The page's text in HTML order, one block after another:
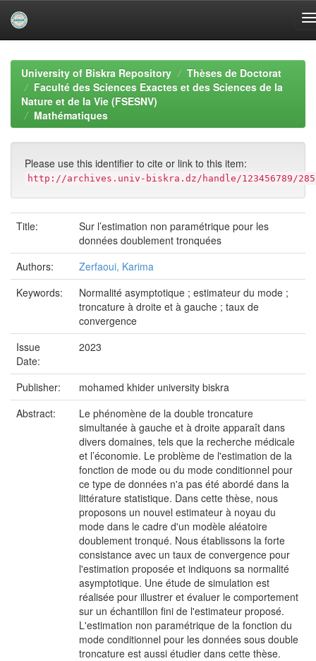
navigationUniversity of Biskra Repository
Thèses de Doctorat
Faculté des Sciences Exactes et des Sciences de la
Nature et de la Vie (FSESNV)
Mathématiques
Please use this identifier to cite or link to this item:
http://archives.univ-biskra.dz/handle/123456789/
Title:
Sur l’estimation non paramétrique pour les
données doublement tronquées
Authors:
Zerfaoui, Karima
Keywords:
Normalité asymptotique ; estimateur du mode ;
troncature à droite et à gauche ; taux de
convergence
Issue
Date:
2023
Publisher:
mohamed khider university biskra
Abstract:
Le phénomène de la double troncature
simultanée à gauche et à droite apparaît dans
divers domaines, tels que la recherche médicale
et l’économie. Le problème de l'estimation de la
fonction de mode ou du mode conditionnel pour
ce type de données n'a pas été abordé dans la
littérature statistique. Dans cette thèse, nous
proposons un nouvel estimateur à noyau du
mode dans le cadre d'un modèle aléatoire
doublement tronqué. Nous établissons la forte
consistance avec un taux de convergence pour
l'estimation proposée et indiquons sa normalité
asymptotique. Une étude de simulation est
réalisée pour illustrer et évaluer le comportement
sur un échantillon fini de l'estimateur proposé.
L'estimation non paramétrique de la fonction du
mode conditionnel pour les données sous double
troncature est aussi étudier dans cette thèse.